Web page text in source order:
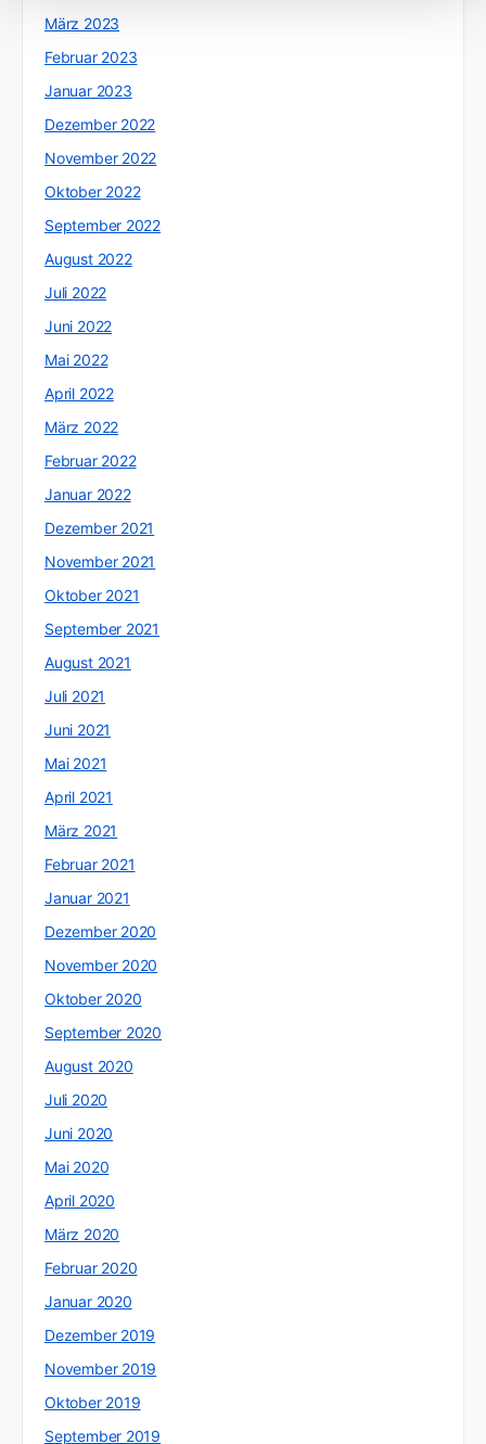
März 2023
Februar 2023
Januar 2023
Dezember 2022
November 2022
Oktober 2022
September 2022
August 2022
Juli 2022
Juni 2022
Mai 2022
April 2022
März 2022
Februar 2022
Januar 2022
Dezember 2021
November 2021
Oktober 2021
September 2021
August 2021
Juli 2021
Juni 2021
Mai 2021
April 2021
März 2021
Februar 2021
Januar 2021
Dezember 2020
November 2020
Oktober 2020
September 2020
August 2020
Juli 2020
Juni 2020
Mai 2020
April 2020
März 2020
Februar 2020
Januar 2020
Dezember 2019
November 2019
Oktober 2019
September 2019